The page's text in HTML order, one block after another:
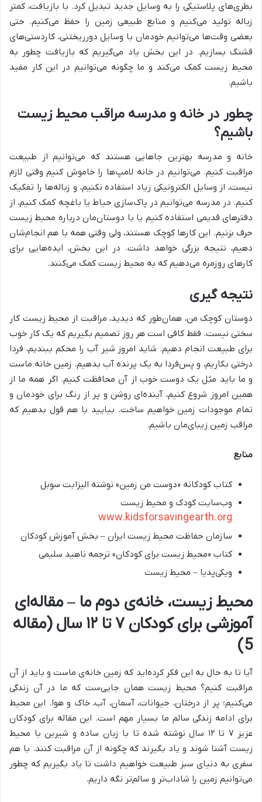
بطری‌های پلاستیکی را به وسایل جدید تبدیل کرد. با بازیافت، کمتر
زباله تولید می‌کنیم و منابع طبیعی زمین را حفظ می‌کنیم. حتی
بعضی وقت‌ها می‌توانیم خودمان با وسایل دورریختنی، کاردستی‌های
قشنگ بسازیم. در این بخش یاد می‌گیریم که بازیافت چطور به
محیط زیست کمک می‌کند و ما چگونه می‌توانیم در این کار مفید
باشیم.
چطور در خانه و مدرسه مراقب محیط زیست
باشیم؟
خانه و مدرسه بهترین جاهایی هستند که می‌توانیم از طبیعت
مراقبت کنیم. می‌توانیم در خانه لامپ‌ها را خاموش کنیم وقتی لازم
نیست، از وسایل الکترونیکی زیاد استفاده نکنیم، و زباله‌ها را تفکیک
کنیم. در مدرسه می‌توانیم در پاک‌سازی حیاط یا باغچه کمک کنیم، از
دفترهای قدیمی استفاده کنیم یا با دوستان‌مان درباره محیط زیست
حرف بزنیم. این کارها کوچک هستند، ولی وقتی همه با هم انجام‌شان
دهیم، نتیجه بزرگی خواهد داشت. در این بخش، ایده‌هایی برای
کارهای روزمره می‌دهیم که به محیط زیست کمک می‌کنند.
نتیجه گیری
دوستان کوچک من، همان‌طور که دیدید، مراقبت از محیط زیست کار
سختی نیست. فقط کافی است هر روز تصمیم بگیریم که یک کار خوب
برای طبیعت انجام دهیم. شاید امروز شیر آب را محکم ببندیم، فردا
درختی بکاریم، و پس‌فردا به یک پرنده آب بدهیم. زمین خانه ماست
و ما باید مثل یک دوست خوب از آن محافظت کنیم. اگر همه ما از
همین امروز شروع کنیم، آینده‌ای روشن و پر از رنگ برای خودمان و
تمام موجودات زمین خواهیم ساخت. بیایید با هم قول بدهیم که
مراقب زمین زیبای‌مان باشیم.
منابع
کتاب کودکانه «دوست من زمین» نوشته الیزابت سوبل
وب‌سایت کودک و محیط زیست
www.kidsforsavingearth.org
سازمان حفاظت محیط زیست ایران – بخش آموزش کودکان
کتاب «محیط زیست برای کودکان» ترجمه ناهید سلیمی
ویکی‌پدیا – محیط زیست
محیط زیست، خانه‌ی دوم ما – مقاله‌ای
آموزشی برای کودکان ۷ تا ۱۲ سال (مقاله
5)
آیا تا به حال به این فکر کرده‌اید که زمین خانه‌ی ماست و باید از آن
مراقبت کنیم؟ محیط زیست همان جایی‌ست که ما در آن زندگی
می‌کنیم؛ پر از درختان، حیوانات، آسمان، آب، خاک و هوا. این محیط
برای ادامه زندگی سالم ما بسیار مهم است. این مقاله برای کودکان
عزیز ۷ تا ۱۲ سال نوشته شده تا با زبان ساده و شیرین با محیط
زیست آشنا شوند و یاد بگیرند که چگونه از آن مراقبت کنند. با هم
سفری به دنیای سبز طبیعت خواهیم داشت تا یاد بگیریم که چطور
می‌توانیم زمین را شاداب‌تر و سالم‌تر نگه داریم.